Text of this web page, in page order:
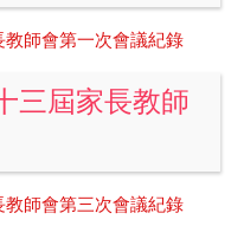
師會第一次會議紀錄
三屆家長教師
師會第三次會議紀錄